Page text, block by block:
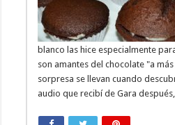
blanco las hice especialmente
son amantes del chocolate "a
sorpresa se llevan cuando
audio que recibí de Gara